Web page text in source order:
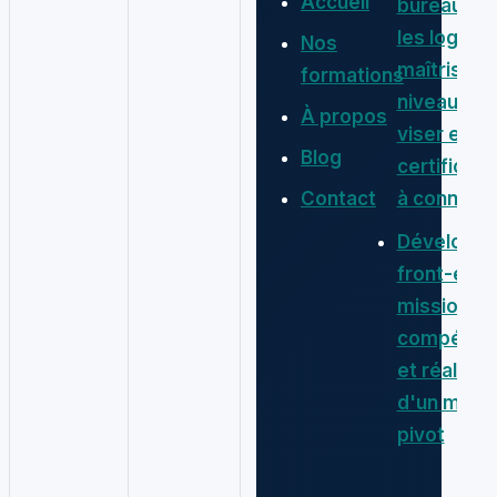
Nos
formations
À propos
Blog
Contact
les
maîtriser,
niveaux à
viser et
à
front-end :
missions,
et réalités
d'un
pivot